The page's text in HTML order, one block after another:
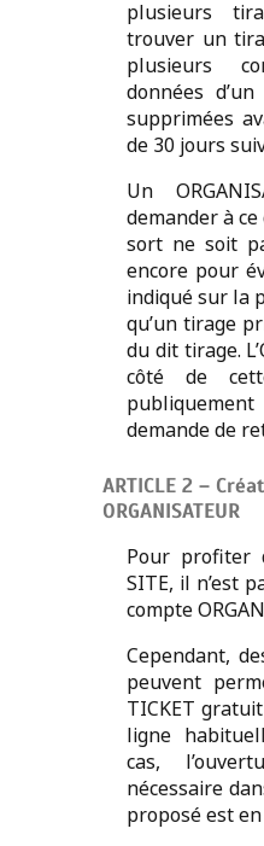
plusieurs
trouver un
plusieurs
données
supprimées
de 30 jours
Un
demander à
sort ne soit
encore pour
indiqué sur la
qu’un tirage
du dit tirage.
côté de
demande de
ARTICLE 2 –
ORGANISATEUR
Pour profiter
SITE, il n’est
compte
Cependant,
peuvent
TICKET
ligne
cas,
nécessaire
proposé est